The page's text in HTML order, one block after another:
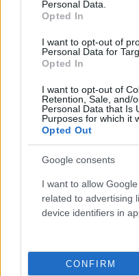
Personal Data.
Opted In
I want to opt-out of
Personal Data for
Opted In
I want to opt-out of
Retention, Sale, and/
Personal Data that Is
Purposes for which it
Opted Out
Google consents
I want to allow
related to advertising
device identifiers in
CONFIRM